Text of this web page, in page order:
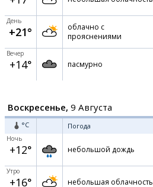
День
+21°
облачно с
прояснениями
Вечер
+14° пасмурно
Воскресенье, 9 Августа
°C Погода
Ночь
+12° небольшой дождь
Утро
+16° небольшая облачность